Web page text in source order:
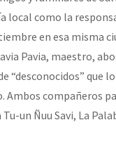
local como la
en esa misma
Pavia, maestro,
“desconocidos” que
Ambos compañeros
un Ñuu Savi, La